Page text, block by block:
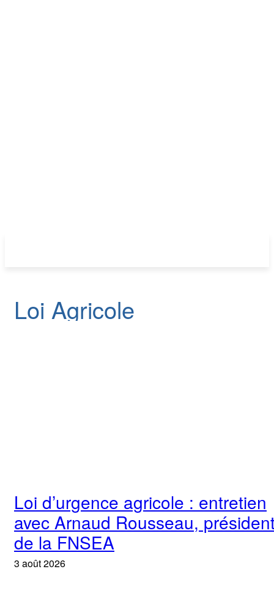
Loi Agricole
Loi d’urgence agricole : entretien
avec Arnaud Rousseau,
de la FNSEA
3 août 2026